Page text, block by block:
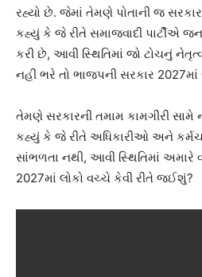
રહ્યો છે. જેમાં તેમણે પોતાની જ
કહ્યું કે જે રીતે સમાજવાદી પાર્ટીએ
કરી છે, આવી સ્થિતિમાં જો ટોચનું
નહીં ભરે તો ભાજપની સરકાર
તેમણે સરકારની તમામ કામગીરી સામે
કહ્યું કે જે રીતે અધિકારીઓ અને
સાંભળતા નથી, આવી સ્થિતિમાં
2027માં લોકો વચ્ચે કેવી રીતે જઈશું?